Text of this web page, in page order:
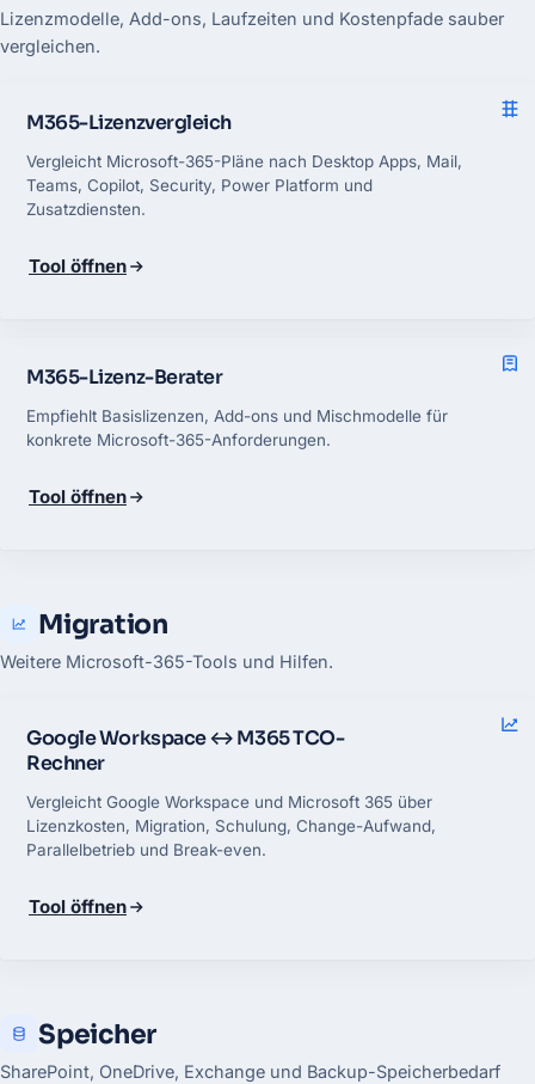
Lizenzmodelle, Add-ons, Laufzeiten und Kostenpfade sauber
vergleichen.
M365-Lizenzvergleich
Vergleicht Microsoft-365-Pläne nach Desktop Apps, Mail,
Teams, Copilot, Security, Power Platform und
Zusatzdiensten.
Tool öffnen
M365-Lizenz-Berater
Empfiehlt Basislizenzen, Add-ons und Mischmodelle für
konkrete Microsoft-365-Anforderungen.
Tool öffnen
Migration
Weitere Microsoft-365-Tools und Hilfen.
Google Workspace ↔ M365 TCO-
Rechner
Vergleicht Google Workspace und Microsoft 365 über
Lizenzkosten, Migration, Schulung, Change-Aufwand,
Parallelbetrieb und Break-even.
Tool öffnen
Speicher
SharePoint, OneDrive, Exchange und Backup-Speicherbedarf